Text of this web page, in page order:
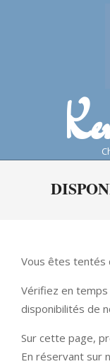
Vous êtes tentés
Vérifiez en
disponibilités de
Sur cette page,
En réservant sur